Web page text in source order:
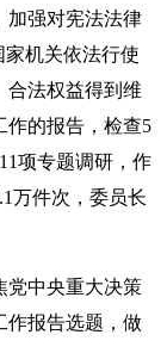
加强对宪法法律
家机关依法行使
合法权益得到维
作的报告，检查5
项专题调研，作
万件次，委员长
党中央重大决策
作报告选题，做